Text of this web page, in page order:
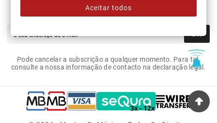
Newsletter
OK
Pode cancelar a subscrição a qualquer momento. Para tal,
consulte a nossa informação de contacto na declaração legal.
Aceitar todos